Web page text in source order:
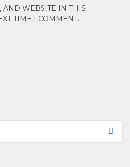
AND WEBSITE IN THIS
TIME I COMMENT.